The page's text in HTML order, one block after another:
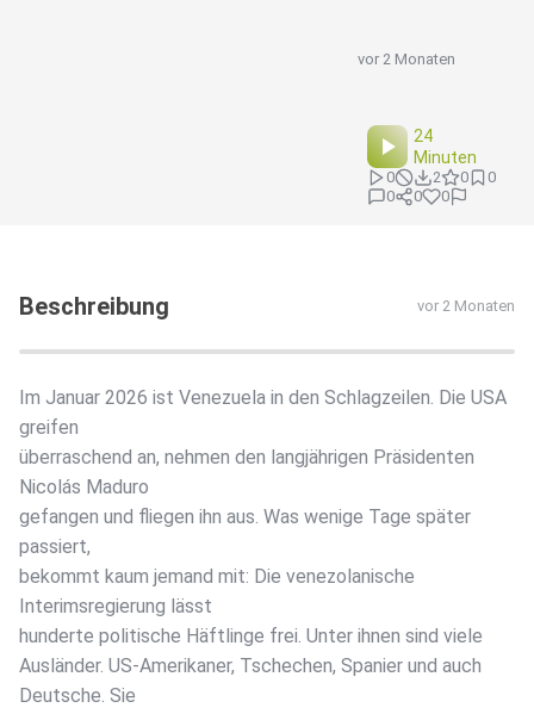
vor 2 Monaten
24
Minuten
0 2 0
0
0
0 0
Beschreibung vor 2 Monaten
Im Januar 2026 ist Venezuela in den Schlagzeilen. Die USA
greifen
überraschend an, nehmen den langjährigen Präsidenten
Nicolás Maduro
gefangen und fliegen ihn aus. Was wenige Tage später
passiert,
bekommt kaum jemand mit: Die venezolanische
Interimsregierung lässt
hunderte politische Häftlinge frei. Unter ihnen sind viele
Ausländer. US-Amerikaner, Tschechen, Spanier und auch
Deutsche. Sie